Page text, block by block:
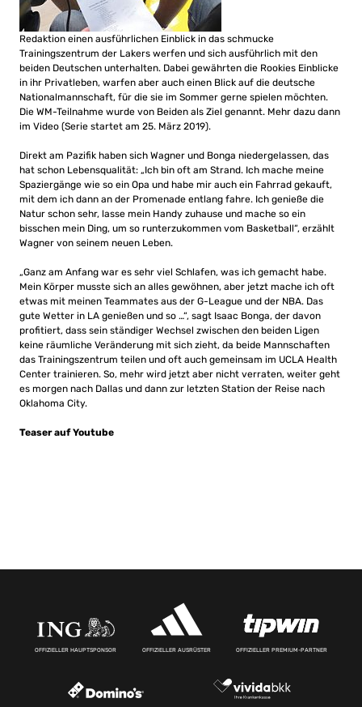
Redaktion einen ausführlichen Einblick in das schmucke
Trainingszentrum der Lakers werfen und sich ausführlich mit den
beiden Deutschen unterhalten. Dabei gewährten die Rookies Einblicke
in ihr Privatleben, warfen aber auch einen Blick auf die deutsche
Nationalmannschaft, für die sie im Sommer gerne spielen möchten.
Die WM-Teilnahme wurde von Beiden als Ziel genannt. Mehr dazu dann
im Video (Serie startet am 25. März 2019).
Direkt am Pazifik haben sich Wagner und Bonga niedergelassen, das
hat schon Lebensqualität: „Ich bin oft am Strand. Ich mache meine
Spaziergänge wie so ein Opa und habe mir auch ein Fahrrad gekauft,
mit dem ich dann an der Promenade entlang fahre. Ich genieße die
Natur schon sehr, lasse mein Handy zuhause und mache so ein
bisschen mein Ding, um so runterzukommen vom Basketball“, erzählt
Wagner von seinem neuen Leben.
„Ganz am Anfang war es sehr viel Schlafen, was ich gemacht habe.
Mein Körper musste sich an alles gewöhnen, aber jetzt mache ich oft
etwas mit meinen Teammates aus der G-League und der NBA. Das
gute Wetter in LA genießen und so …“, sagt Isaac Bonga, der davon
profitiert, dass sein ständiger Wechsel zwischen den beiden Ligen
keine räumliche Veränderung mit sich zieht, da beide Mannschaften
das Trainingszentrum teilen und oft auch gemeinsam im UCLA Health
Center trainieren. So, mehr wird jetzt aber nicht verraten, weiter geht
es morgen nach Dallas und dann zur letzten Station der Reise nach
Oklahoma City.
Teaser auf Youtube
OFFIZIELLER HAUPTSPONSOR OFFIZIELLER AUSRÜSTER OFFIZIELLER PREMIUM-PARTNER